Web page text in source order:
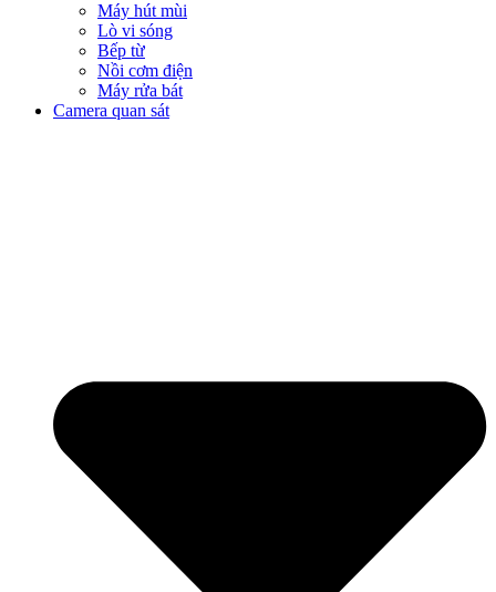
Máy hút mùi
Lò vi sóng
Bếp từ
Nồi cơm điện
Máy rửa bát
Camera quan sát